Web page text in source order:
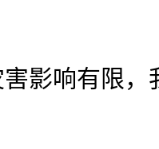
影响有限，